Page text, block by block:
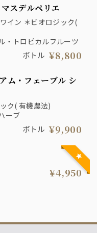
マスデルペリエ
イン ＊ビオロジック(
・トロピカルフルーツ
ボトル ¥8,800
ク( 有機農法)
ーブ
ボトル ¥9,900
¥4,950